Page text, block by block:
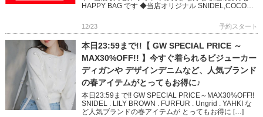
HAPPY BAG です ◆当店オリジナル SNIDEL,COCO
12/23 予約スタート
本日23:59まで!!【 GW SPECIAL PRICE ～
MAX30%OFF!! 】今すぐ着られるビジューカー
ディガンや デザインデニムなど、人気ブランド
の春アイテムがとってもお得に♪
本日23:59まで!! GW SPECIAL PRICE～MAX30%OFF!!
SNIDEL . LILY BROWN . FURFUR . Ungrid . YAHKI な
ど人気ブランドの春アイテムが とってもお得に […]